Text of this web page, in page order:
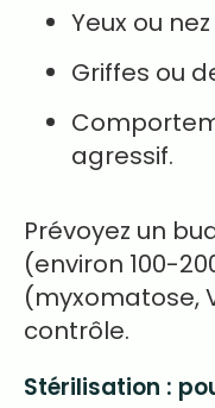
Yeux ou
Griffes ou
agressif.
Prévoyez un
(environ 100-
(myxomatose,
contrôle.
Stérilisation :